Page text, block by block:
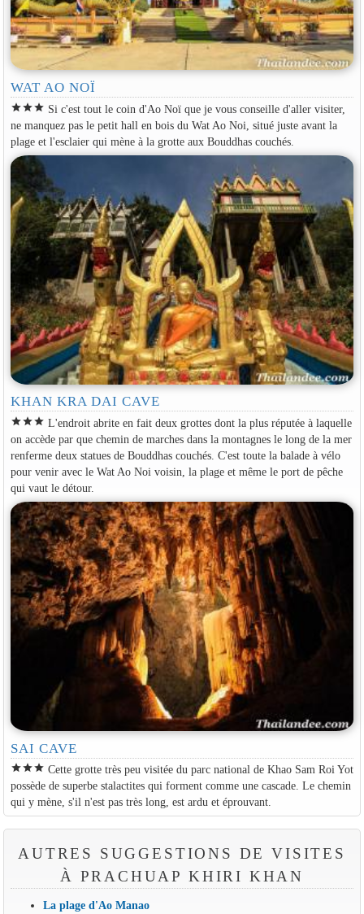
WAT AO NOÏ
starstarstar Si c'est tout le coin d'Ao Noï que je vous conseille d'aller visiter,
ne manquez pas le petit hall en bois du Wat Ao Noi, situé juste avant la
plage et l'esclaier qui mène à la grotte aux Bouddhas couchés.
KHAN KRA DAI CAVE
starstarstar L'endroit abrite en fait deux grottes dont la plus réputée à laquelle
on accède par que chemin de marches dans la montagnes le long de la mer
renferme deux statues de Bouddhas couchés. C'est toute la balade à vélo
pour venir avec le Wat Ao Noi voisin, la plage et même le port de pêche
qui vaut le détour.
SAI CAVE
starstarstar Cette grotte très peu visitée du parc national de Khao Sam Roi Yot
possède de superbe stalactites qui forment comme une cascade. Le chemin
qui y mène, s'il n'est pas très long, est ardu et éprouvant.
AUTRES SUGGESTIONS DE VISITES
À PRACHUAP KHIRI KHAN
La plage d'Ao Manao